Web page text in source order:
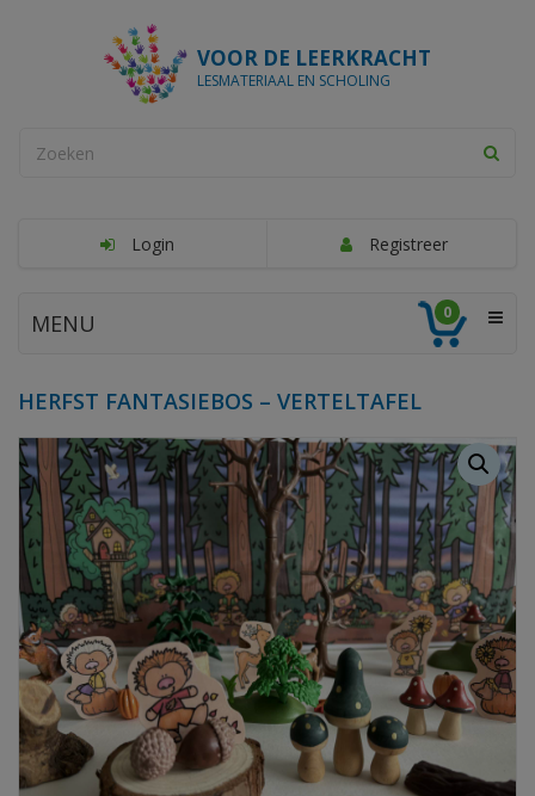
VOOR DE LEERKRACHT
LESMATERIAAL EN SCHOLING
Login Registreer
MENU 0
HERFST FANTASIEBOS – VERTELTAFEL